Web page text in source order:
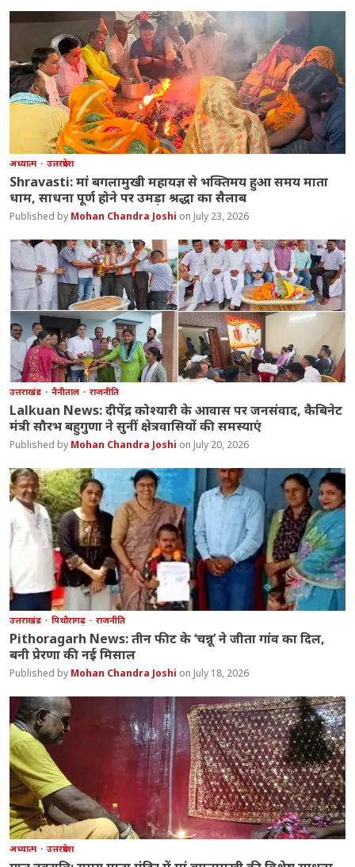
अध्यात्म उत्तरप्रदेश
Shravasti: मां बगलामुखी महायज्ञ से भक्तिमय हुआ समय माता
धाम, साधना पूर्ण होने पर उमड़ा श्रद्धा का सैलाब
Mohan Chandra Joshi July 23, 2026
उत्तराखंड नैनीताल राजनीति
Lalkuan News: दीपेंद्र कोश्यारी के आवास पर जनसंवाद, कैबिनेट
मंत्री सौरभ बहुगुणा ने सुनीं क्षेत्रवासियों की समस्याएं
Mohan Chandra Joshi July 20, 2026
उत्तराखंड पिथौरागढ़ राजनीति
Pithoragarh News: तीन फीट के ‘चन्नू’ ने जीता गांव का दिल,
बनी प्रेरणा की नई मिसाल
Mohan Chandra Joshi July 18, 2026
अध्यात्म उत्तरप्रदेश